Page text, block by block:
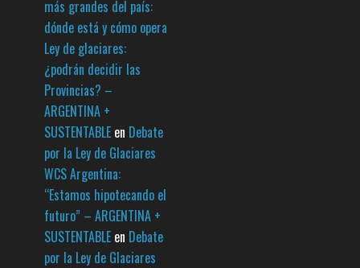
más grandes del país:
dónde está y cómo opera
Ley de glaciares:
¿podrán decidir las
Provincias? –
ARGENTINA +
SUSTENTABLE en Debate
por la Ley de Glaciares
WCS Argentina:
“Estamos hipotecando el
futuro” – ARGENTINA +
SUSTENTABLE en Debate
por la Ley de Glaciares